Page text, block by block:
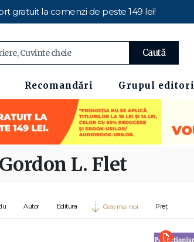
gratuit la comenzi de peste 149 lei!
Caută
Recomandări Grupul
Gordon L. Flet
Autor Editura Cele mai noi Preț